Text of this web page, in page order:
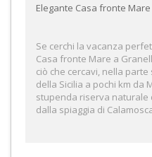
Elegante Casa fronte
Se cerchi la vacanza
Casa fronte Mare a
ciò che cercavi, nella
della Sicilia a pochi km da
stupenda riserva naturale
dalla spiaggia di